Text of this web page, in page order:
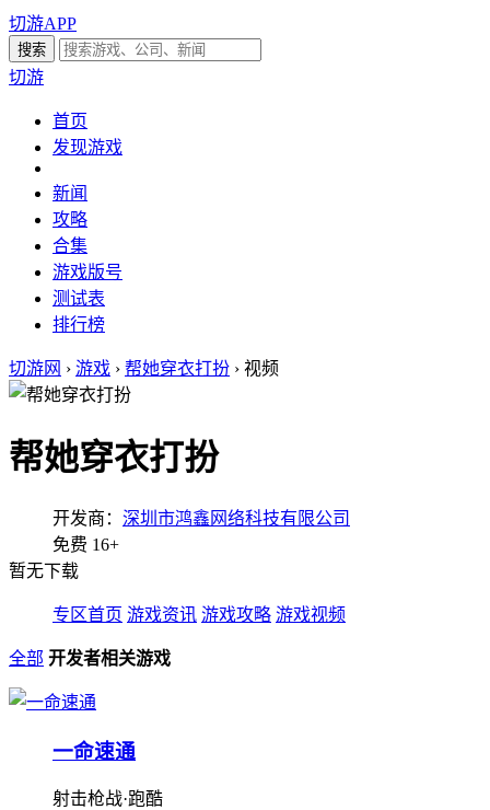
切游APP
切游
首页
发现游戏
新闻
攻略
合集
游戏版号
测试表
排行榜
切游网 › 游戏 › 帮她穿衣打扮 › 视频
帮她穿衣打扮
开发商： 深圳市鸿鑫网络科技有限公司
免费 16+
暂无下载
专区首页 游戏资讯 游戏攻略 游戏视频
全部 开发者相关游戏
一命速通
射击枪战·跑酷